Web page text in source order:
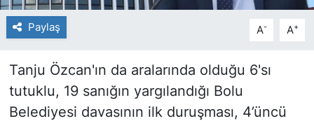
Paylaş A- A+
Tanju Özcan'ın da aralarında olduğu 6'sı
tutuklu, 19 sanığın yargılandığı Bolu
Belediyesi davasının ilk duruşması, 4’üncü